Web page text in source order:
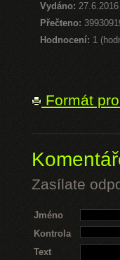
Vydáno:
Přečteno:
Hodnocení: 1
Formát
Zasílate
Jméno
Kontrola
Text